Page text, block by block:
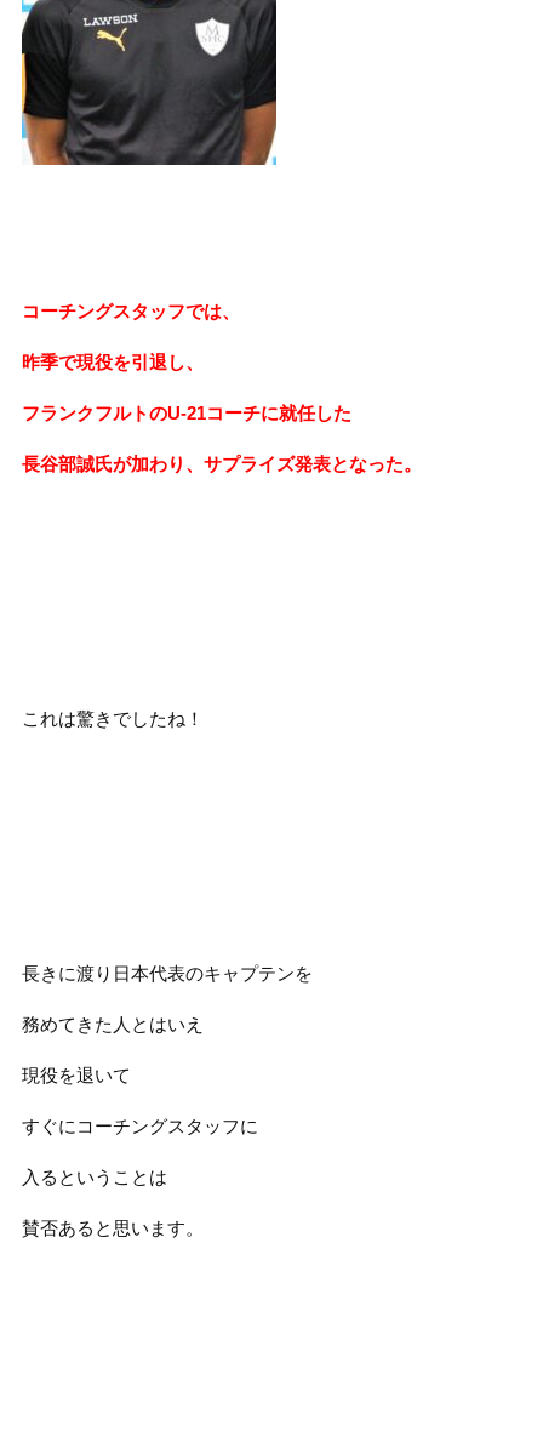
コーチングスタッフでは、
昨季で現役を引退し、
フランクフルトのU-21コーチに就任した
長谷部誠氏が加わり、サプライズ発表となった。
これは驚きでしたね！
長きに渡り日本代表のキャプテンを
務めてきた人とはいえ
現役を退いて
すぐにコーチングスタッフに
入るということは
賛否あると思います。